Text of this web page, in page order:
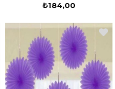
₺184,00